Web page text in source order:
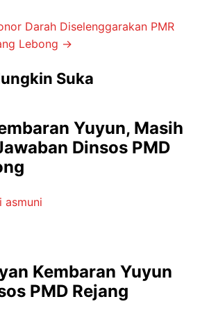
Darah Diselenggarakan PMR
Lebong →
Suka
Yuyun, Masih
Dinsos PMD
asmuni
Kembaran Yuyun
PMD Rejang